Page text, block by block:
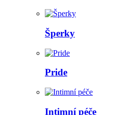
Šperky
Pride
Intimní péče